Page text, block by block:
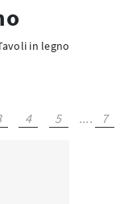
in legno
4 5 .... 7